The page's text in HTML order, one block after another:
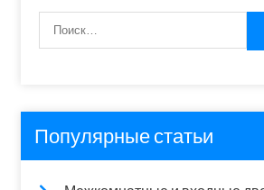
Популярные статьи